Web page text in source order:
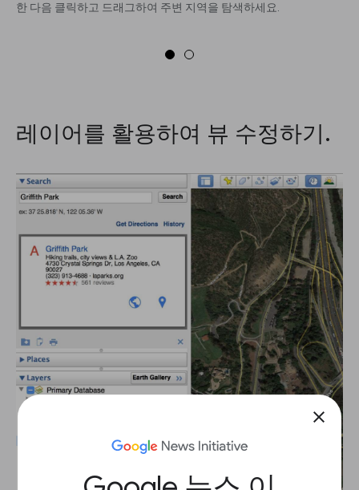
close
한 다음 클릭하고 드래그하여 주변 지역을 탐색하세요.
레이어를 활용하여 뷰 수정하기.